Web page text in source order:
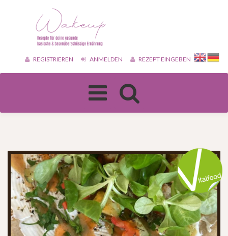
REGISTRIEREN ANMELDEN REZEPT EINGEBEN
Toggle
navigation